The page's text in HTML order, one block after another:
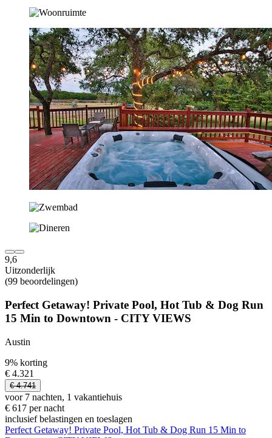
9,6
Uitzonderlijk
(99 beoordelingen)
Perfect Getaway! Private Pool, Hot Tub & Dog Run
15 Min to Downtown - CITY VIEWS
Austin
9% korting
€ 4.321
€ 4.741
voor 7 nachten, 1 vakantiehuis
€ 617 per nacht
inclusief belastingen en toeslagen
Perfect Getaway! Private Pool, Hot Tub & Dog Run 15 Min to